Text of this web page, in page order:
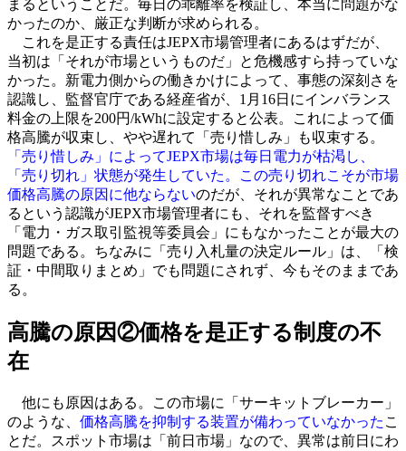
まるということだ。毎日の乖離率を検証し、本当に問題がな
かったのか、厳正な判断が求められる。
これを是正する責任はJEPX市場管理者にあるはずだが、
当初は「それが市場というものだ」と危機感すら持っていな
かった。新電力側からの働きかけによって、事態の深刻さを
認識し、監督官庁である経産省が、1月16日にインバランス
料金の上限を200円/kWhに設定すると公表。これによって価
格高騰が収束し、やや遅れて「売り惜しみ」も収束する。
「売り惜しみ」によってJEPX市場は毎日電力が枯渇し、
「売り切れ」状態が発生していた。この売り切れこそが市場
価格高騰の原因に他ならないのだが、それが異常なことであ
るという認識がJEPX市場管理者にも、それを監督すべき
「電力・ガス取引監視等委員会」にもなかったことが最大の
問題である。ちなみに「売り入札量の決定ルール」は、「検
証・中間取りまとめ」でも問題にされず、今もそのままであ
る。
高騰の原因②価格を是正する制度の不
在
他にも原因はある。この市場に「サーキットブレーカー」
のような、 価格高騰を抑制する装置が備わっていなかった こ
とだ。スポット市場は「前日市場」なので、異常は前日にわ